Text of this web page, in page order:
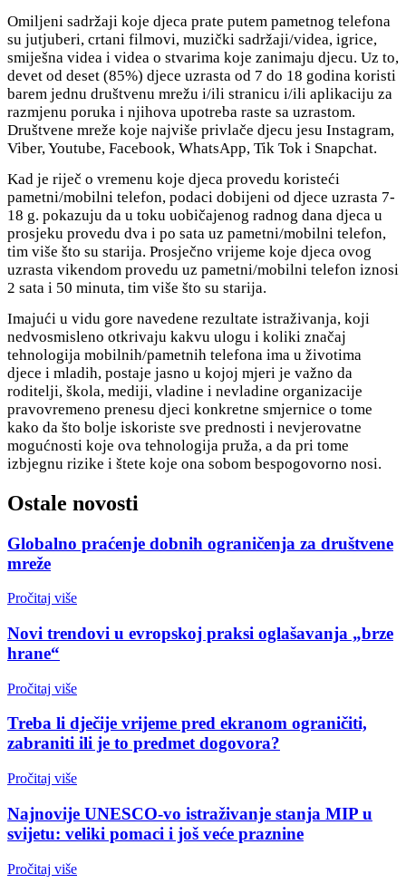
Omiljeni sadržaji koje djeca prate putem pametnog telefona
su jutjuberi, crtani filmovi, muzički sadržaji/videa, igrice,
smiješna videa i videa o stvarima koje zanimaju djecu. Uz to,
devet od deset (85%) djece uzrasta od 7 do 18 godina koristi
barem jednu društvenu mrežu i/ili stranicu i/ili aplikaciju za
razmjenu poruka i njihova upotreba raste sa uzrastom.
Društvene mreže koje najviše privlače djecu jesu Instagram,
Viber, Youtube, Facebook, WhatsApp, Tik Tok i Snapchat.
Kad je riječ o vremenu koje djeca provedu koristeći
pametni/mobilni telefon, podaci dobijeni od djece uzrasta 7-
18 g. pokazuju da u toku uobičajenog radnog dana djeca u
prosjeku provedu dva i po sata uz pametni/mobilni telefon,
tim više što su starija. Prosječno vrijeme koje djeca ovog
uzrasta vikendom provedu uz pametni/mobilni telefon iznosi
2 sata i 50 minuta, tim više što su starija.
Imajući u vidu gore navedene rezultate istraživanja, koji
nedvosmisleno otkrivaju kakvu ulogu i koliki značaj
tehnologija mobilnih/pametnih telefona ima u životima
djece i mladih, postaje jasno u kojoj mjeri je važno da
roditelji, škola, mediji, vladine i nevladine organizacije
pravovremeno prenesu djeci konkretne smjernice o tome
kako da što bolje iskoriste sve prednosti i nevjerovatne
mogućnosti koje ova tehnologija pruža, a da pri tome
izbjegnu rizike i štete koje ona sobom bespogovorno nosi.
Ostale novosti
Globalno praćenje dobnih ograničenja za društvene
mreže
Pročitaj više
Novi trendovi u evropskoj praksi oglašavanja „brze
hrane“
Pročitaj više
Treba li dječije vrijeme pred ekranom ograničiti,
zabraniti ili je to predmet dogovora?
Pročitaj više
Najnovije UNESCO-vo istraživanje stanja MIP u
svijetu: veliki pomaci i još veće praznine
Pročitaj više